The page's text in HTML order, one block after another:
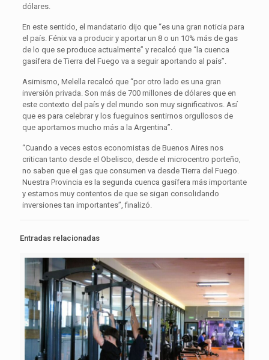
dólares.
En este sentido, el mandatario dijo que “es una gran noticia para
el país. Fénix va a producir y aportar un 8 o un 10% más de gas
de lo que se produce actualmente” y recalcó que “la cuenca
gasífera de Tierra del Fuego va a seguir aportando al país”.
Asimismo, Melella recalcó que “por otro lado es una gran
inversión privada. Son más de 700 millones de dólares que en
este contexto del país y del mundo son muy significativos. Así
que es para celebrar y los fueguinos sentirnos orgullosos de
que aportamos mucho más a la Argentina”.
“Cuando a veces estos economistas de Buenos Aires nos
critican tanto desde el Obelisco, desde el microcentro porteño,
no saben que el gas que consumen va desde Tierra del Fuego.
Nuestra Provincia es la segunda cuenca gasífera más importante
y estamos muy contentos de que se sigan consolidando
inversiones tan importantes”, finalizó.
Entradas relacionadas